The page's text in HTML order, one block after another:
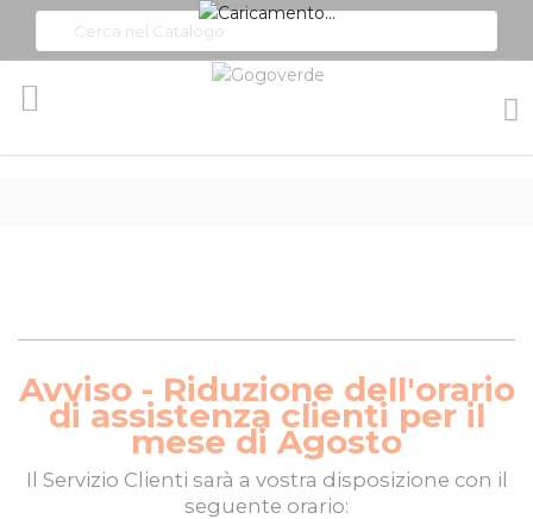
Avviso - Riduzione dell'orario
di assistenza clienti per il
mese di Agosto
Il Servizio Clienti sarà a vostra disposizione con il
seguente orario: